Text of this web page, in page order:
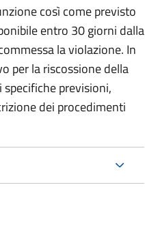
così come previsto
entro 30 giorni dalla
la violazione. In
per la riscossione della
previsioni,
dei procedimenti